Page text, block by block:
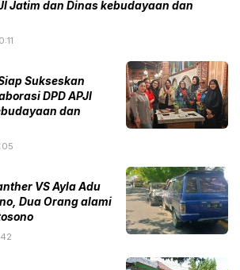
Jatim dan Dinas kebudayaan dan
Sukseskan
DPD APJI
dan
VS Ayla Adu
Dua Orang alami